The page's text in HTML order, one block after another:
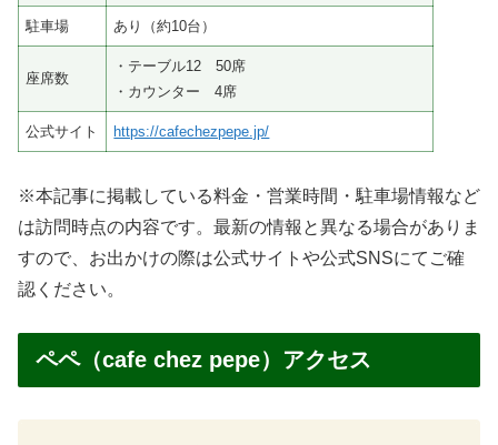
良いですね♪
昔は交通量の多い前に道も今では交通量が少なく反対車線
からも入りやすいし、お店からも出やすくなりましたねｗ
これは、高速道路効果か？ｗ